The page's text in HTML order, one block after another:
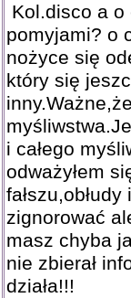
Kol.disco a
pomyjami? o
nożyce się
który się
i całego
odważyłem
zignorować
masz chyba
nie zbierał
działa!!!